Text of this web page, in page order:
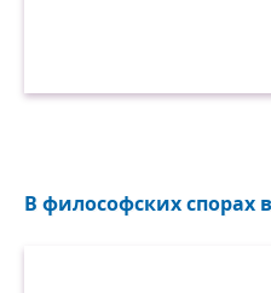
мы её не найдём, не
словно кто-то вдали
В философских спорах